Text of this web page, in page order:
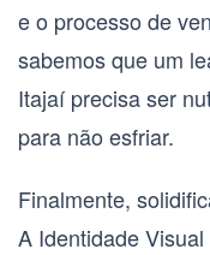
e o processo de
sabemos que um
Itajaí precisa ser
para não esfriar.
Finalmente,
A Identidade Visual